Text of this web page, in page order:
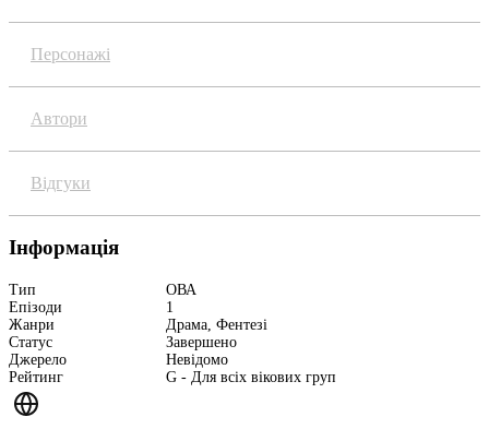
Персонажі
Автори
Відгуки
Інформація
Тип
ОВА
Епізоди
1
Жанри
Драма, Фентезі
Статус
Завершено
Джерело
Невідомо
Рейтинг
G - Для всіх вікових груп